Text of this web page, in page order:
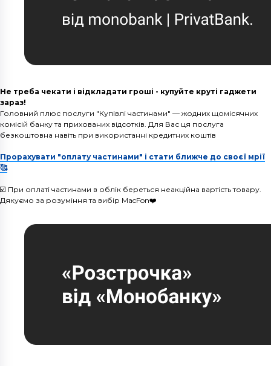
Не треба чекати і відкладати гроші - купуйте круті гаджети
зараз!
Головний плюс послуги "Купівлі частинами" — жодних щомісячних
комісій банку та прихованих відсотків. Для Вас ця послуга
безкоштовна навіть при використанні кредитних коштів
Прорахувати "оплату частинами" і стати ближче до своєї мрії
🥰
☑️ При оплаті частинами в облік береться неакційна вартість товару.
Дякуємо за розуміння та вибір MacFon❤️